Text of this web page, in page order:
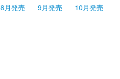
8月発売 9月発売 10月発売